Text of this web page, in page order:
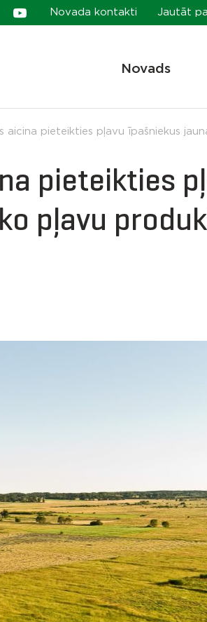
Novada kontakti Jautāt
Novads
aicina pieteikties pļavu īpašniekus
pieteikties
pļavu